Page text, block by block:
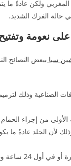
المغربي ولكن عادةً
حالة الفرك الشديد.
نعومة
سبا ببعض النصائح
الصناعية وذلك
كميات وفيرة من المياه خاصةً خلال 24
لا تتعرض للشمس
المتكامل